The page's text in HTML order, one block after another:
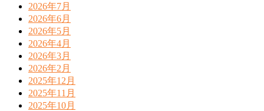
2026年7月
2026年6月
2026年5月
2026年4月
2026年3月
2026年2月
2025年12月
2025年11月
2025年10月